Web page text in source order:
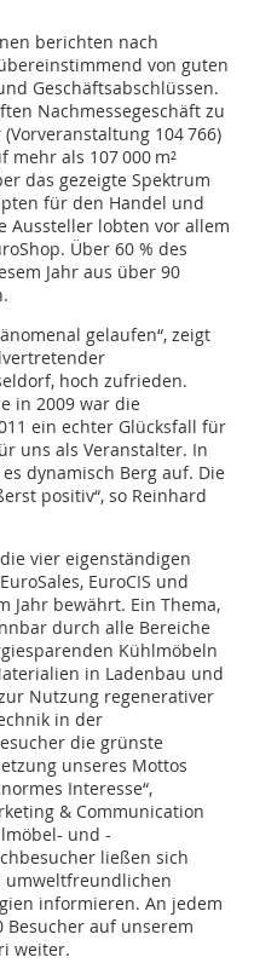
berichten nach
von guten
Geschäftsabschlüssen.
Nachmessegeschäft zu
104 766)
mehr als 107 000 m²
das gezeigte Spektrum
für den Handel und
Aussteller lobten vor allem
Über 60 % des
Jahr aus über 90
gelaufen“, zeigt
hoch zufrieden.
in 2009 war die
ein echter Glücksfall für
uns als Veranstalter. In
dynamisch Berg auf. Die
positiv“, so Reinhard
vier eigenständigen
EuroCIS und
Jahr bewährt. Ein Thema,
durch alle Bereiche
Kühlmöbeln
in Ladenbau und
Nutzung regenerativer
in der
die grünste
unseres Mottos
Interesse“,
& Communication
und -
ließen sich
informieren. An jedem
Besucher auf unserem
weiter.